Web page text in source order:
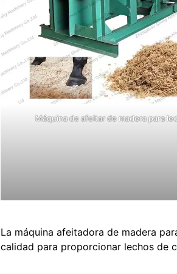
Máquina de afeitar de madera para
La máquina afeitadora de madera
calidad para proporcionar lechos de